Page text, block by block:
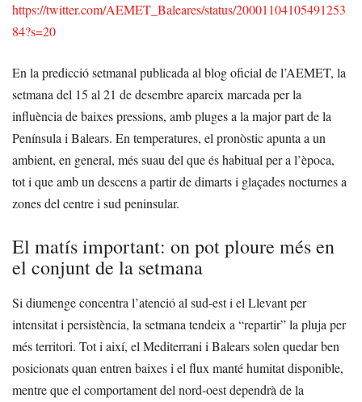
https://twitter.com/AEMET_Baleares/status/20001104105491253
84?s=20
En la predicció setmanal publicada al blog oficial de l’AEMET, la
setmana del 15 al 21 de desembre apareix marcada per la
influència de baixes pressions, amb pluges a la major part de la
Península i Balears. En temperatures, el pronòstic apunta a un
ambient, en general, més suau del que és habitual per a l’època,
tot i que amb un descens a partir de dimarts i glaçades nocturnes a
zones del centre i sud peninsular.
El matís important: on pot ploure més en
el conjunt de la setmana
Si diumenge concentra l’atenció al sud-est i el Llevant per
intensitat i persistència, la setmana tendeix a “repartir” la pluja per
més territori. Tot i així, el Mediterrani i Balears solen quedar ben
posicionats quan entren baixes i el flux manté humitat disponible,
mentre que el comportament del nord-oest dependrà de la